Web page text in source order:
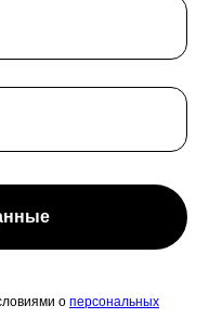
о персональных